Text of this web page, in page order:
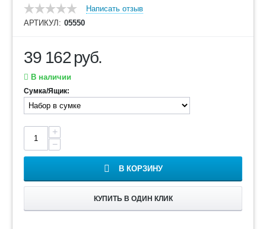
Написать отзыв
АРТИКУЛ: 05550
39 162руб.
В наличии
Сумка/Ящик:
+
−
В КОРЗИНУ
КУПИТЬ В ОДИН КЛИК